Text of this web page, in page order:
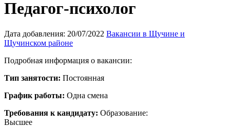
Педагог-психолог
Дата добавления: 20/07/2022 Вакансии в Щучине и
Щучинском районе
Подробная информация о вакансии:
Тип занятости: Постоянная
График работы: Одна смена
Требования к кандидату: Образование:
Высшее